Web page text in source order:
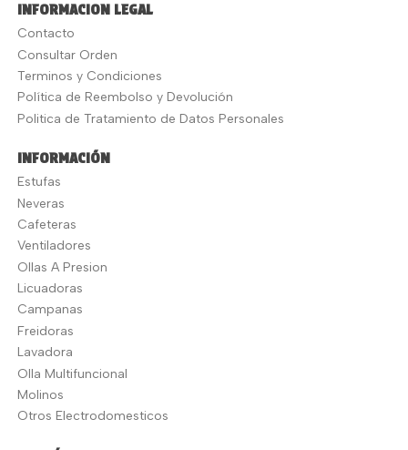
INFORMACION LEGAL
Contacto
Consultar Orden
Terminos y Condiciones
Política de Reembolso y Devolución
Politica de Tratamiento de Datos Personales
INFORMACIÓN
Estufas
Neveras
Cafeteras
Ventiladores
Ollas A Presion
Licuadoras
Campanas
Freidoras
Lavadora
Olla Multifuncional
Molinos
Otros Electrodomesticos